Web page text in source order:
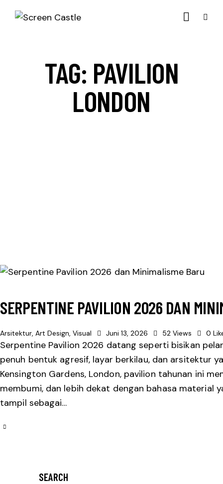
TAG: PAVILION
LONDON
SERPENTINE PAVILION 2026 DAN
Arsitektur, Art Design, Visual Juni 13, 2026 52 Views 0
Serpentine Pavilion 2026 datang seperti bisikan
penuh bentuk agresif, layar berkilau, dan arsitektur
Kensington Gardens, London, pavilion tahunan ini
membumi, dan lebih dekat dengan bahasa material
tampil sebagai…
SEARCH